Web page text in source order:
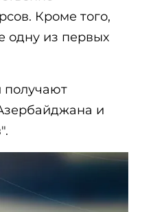
Кроме того,
одну из первых
получают
и